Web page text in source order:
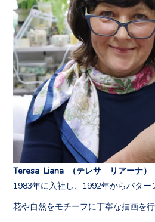
Teresa Liana （テレサ リアーナ）
1983年に入社し、1992年からパター
花や自然をモチーフに丁寧な描画を